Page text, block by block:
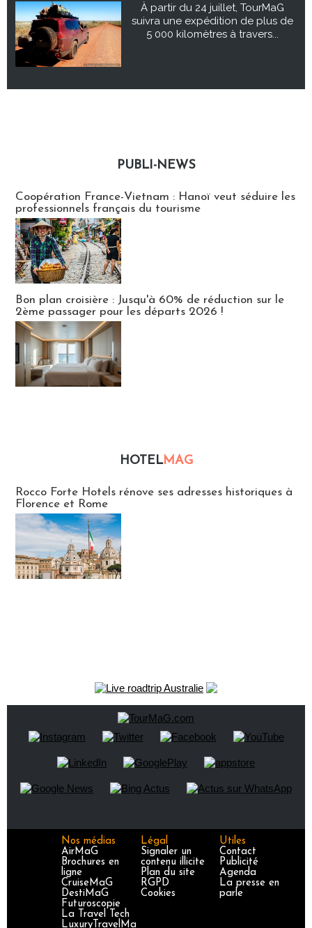
À partir du 24 juillet, TourMaG
suivra une expédition de plus de
5 000 kilomètres à travers...
PUBLI-NEWS
Coopération France-Vietnam : Hanoï veut séduire les
professionnels français du tourisme
Bon plan croisière : Jusqu'à 60% de réduction sur le
2ème passager pour les départs 2026 !
HOTELMAG
Rocco Forte Hotels rénove ses adresses historiques à
Florence et Rome
Nos médias
AirMaG
Brochures en
ligne
CruiseMaG
DestiMaG
Futuroscopie
La Travel Tech
LuxuryTravelMa
Légal
Signaler un
contenu illicite
Plan du site
RGPD
Cookies
Utiles
Contact
Publicité
Agenda
La presse en
parle